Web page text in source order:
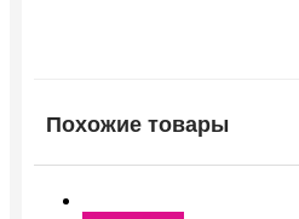
Похожие товары